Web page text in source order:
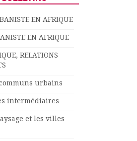
EN AFRIQUE
EN AFRIQUE
RELATIONS
communs urbains
intermédiaires
et les villes